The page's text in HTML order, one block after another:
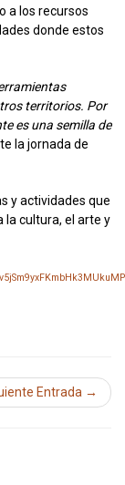
a los recursos
donde estos
territorios. Por
es una semilla de
la jornada de
y actividades que
la cultura, el arte y
Entrada →